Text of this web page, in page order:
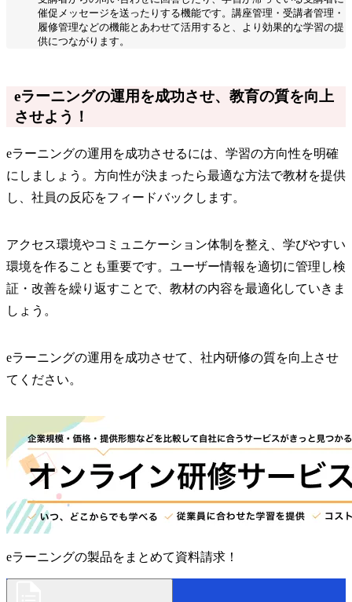
催促メッセージを送ったりする機能です。講座管理・受講者管理・
履修管理などの機能とあわせて活用すると、より効果的な学習の提
供につながります。
eラーニングの運用を成功させ、教育の質を向上
させよう！
eラーニングの運用を成功させるには、学習の方向性を明確
にしましょう。方向性が決まったら最適な方法で教材を提供
し、社員の反応をフィードバックします。
アクセス環境やコミュニケーション体制を整え、学びやすい
環境を作ることも重要です。ユーザー情報を適切に管理し検
証・改善を繰り返すことで、教材の内容を最適化していきま
しょう。
eラーニングの運用を成功させて、社内研修の質を向上させ
てください。
eラーニングの製品をまとめて資料請求！